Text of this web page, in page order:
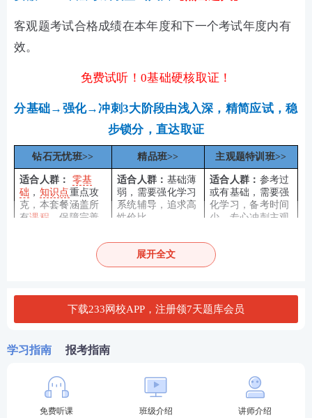
客观题考试合格成绩在本年度和下一个考试年度内有
效。
免费试听！0基础硬核取证！
分基础→强化→冲刺3大阶段由浅入深，精简应试，稳
步锁分，直达取证
钻石无忧班>> 精品班>> 主观题特训班>>
适合人群： 零基
础 ， 知识点重点攻
克，本套餐涵盖所
有课程 ，保障完善
适合人群： 基础薄
弱，需要强化学习
系统辅导，追求高
性价比
适合人群： 参考过
或有基础，需要强
化学习，备考时间
少，专心冲刺主观
法考报名时间】【 报考条件
：【包邮免费送纸质教辅】【2021-2018年
加学霸君好友进备考群
享专业报考答疑>>
展开全文
下载233网校APP，注册领7天题库会员
学习指南 报考指南
免费听课 班级介绍 讲师介绍